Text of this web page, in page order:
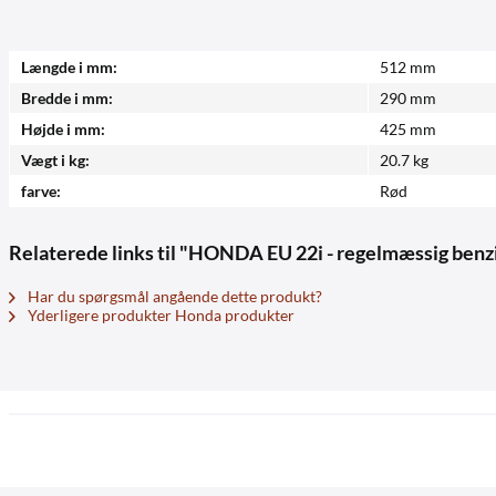
Længde i mm:
512 mm
Bredde i mm:
290 mm
Højde i mm:
425 mm
Vægt i kg:
20.7 kg
farve:
Rød
Relaterede links til "HONDA EU 22i - regelmæssig
Har du spørgsmål angående dette produkt?
Yderligere produkter Honda produkter